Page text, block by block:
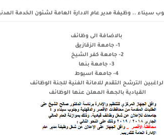
بالاضافة الى وظائف
1- جامعة الزقازيق
2- جامعة كفر الشيخ
3- جامعة بنها
4- جامعة اسيوط
لراغبين الترشح التقدم للامانة الفنية للجنة الوظائف
القيادية بالجهة المعلن عنها الوظائف